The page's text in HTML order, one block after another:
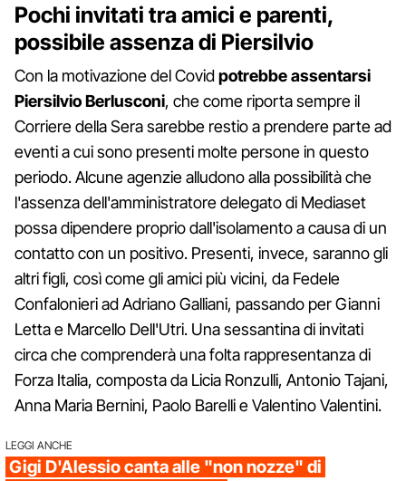
Pochi invitati tra amici e parenti,
possibile assenza di Piersilvio
Con la motivazione del Covidpotrebbe assentarsi
Piersilvio Berlusconi, che come riporta sempre il
Corriere della Sera sarebbe restio a prendere parte ad
eventi a cui sono presenti molte persone in questo
periodo. Alcune agenzie alludono alla possibilità che
l'assenza dell'amministratore delegato di Mediaset
possa dipendere proprio dall'isolamento a causa di un
contatto con un positivo. Presenti, invece, saranno gli
altri figli, così come gli amici più vicini, da Fedele
Confalonieri ad Adriano Galliani, passando per Gianni
Letta e Marcello Dell'Utri. Una sessantina di invitati
circa che comprenderà una folta rappresentanza di
Forza Italia, composta da Licia Ronzulli, Antonio Tajani,
Anna Maria Bernini, Paolo Barelli e Valentino Valentini.
LEGGI ANCHE
Gigi D'Alessio canta alle "non nozze" di